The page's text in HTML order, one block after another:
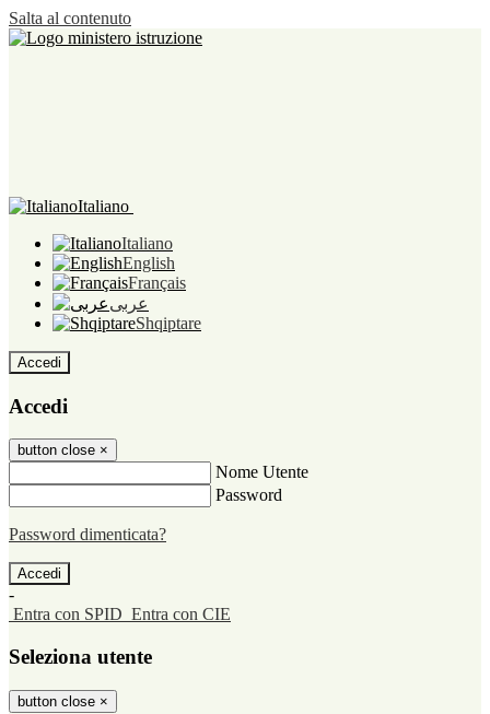
Salta al contenuto
Italiano
Italiano
English
Français
عربى
Shqiptare
Accedi
Accedi
button close ×
Nome Utente
Password
Password dimenticata?
-
Entra con SPID Entra con CIE
Seleziona utente
button close ×